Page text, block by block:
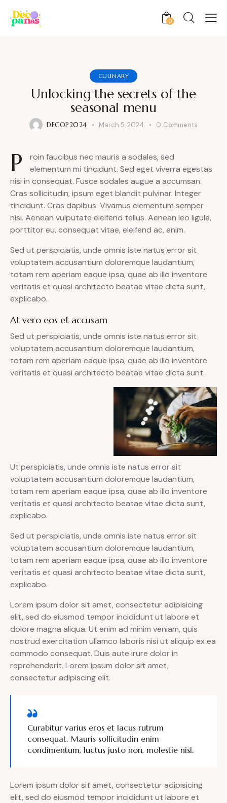
0
CULINARY
Unlocking the secrets of the
seasonal menu
DECOP2024 March 5, 2024 0 Comments
P
roin faucibus nec mauris a sodales, sed
elementum mi tincidunt. Sed eget viverra egestas
nisi in consequat. Fusce sodales augue a accumsan.
Cras sollicitudin, ipsum eget blandit pulvinar. Integer
tincidunt. Cras dapibus. Vivamus elementum semper
nisi. Aenean vulputate eleifend tellus. Aenean leo ligula,
porttitor eu, consequat vitae, eleifend ac, enim.
Sed ut perspiciatis, unde omnis iste natus error sit
voluptatem accusantium doloremque laudantium,
totam rem aperiam eaque ipsa, quae ab illo inventore
veritatis et quasi architecto beatae vitae dicta sunt,
explicabo.
At vero eos et accusam
Sed ut perspiciatis, unde omnis iste natus error sit
voluptatem accusantium doloremque laudantium,
totam rem aperiam eaque ipsa, quae ab illo inventore
veritatis et quasi architecto beatae vitae dicta sunt.
Ut perspiciatis, unde omnis iste natus error sit
voluptatem accusantium doloremque laudantium,
totam rem aperiam eaque ipsa, quae ab illo inventore
veritatis et quasi architecto beatae vitae dicta sunt,
explicabo.
Sed ut perspiciatis, unde omnis iste natus error sit
voluptatem accusantium doloremque laudantium,
totam rem aperiam eaque ipsa, quae ab illo inventore
veritatis et quasi architecto beatae vitae dicta sunt,
explicabo.
Lorem ipsum dolor sit amet, consectetur adipisicing
elit, sed do eiusmod tempor incididunt ut labore et
dolore magna aliqua. Ut enim ad minim veniam, quis
nostrud exercitation ullamco laboris nisi ut aliquip ex ea
commodo consequat. Duis aute irure dolor in
reprehenderit. Lorem ipsum dolor sit amet,
consectetur adipiscing elit.
Curabitur varius eros et lacus rutrum
consequat. Mauris sollicitudin enim
condimentum, luctus justo non, molestie nisl.
Lorem ipsum dolor sit amet, consectetur adipisicing
elit, sed do eiusmod tempor incididunt ut labore et